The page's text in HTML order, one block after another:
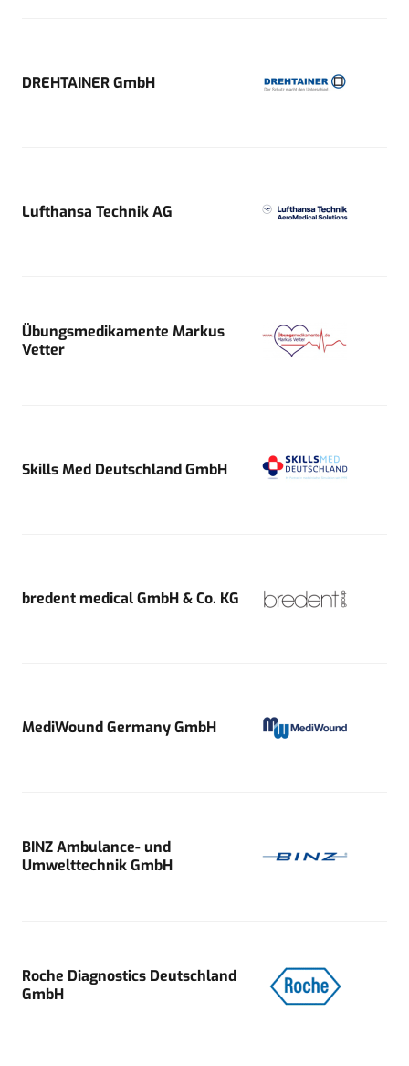
DREHTAINER GmbH
Lufthansa Technik AG
Übungsmedikamente Markus
Vetter
Skills Med Deutschland GmbH
bredent medical GmbH & Co. KG
MediWound Germany GmbH
BINZ Ambulance- und
Umwelttechnik GmbH
Roche Diagnostics Deutschland
GmbH